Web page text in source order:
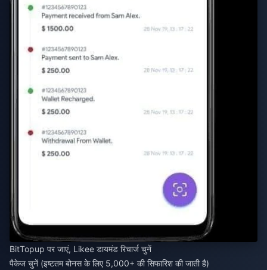
BitTopup पर जाएं, Likee डायमंड रिचार्ज चुनें
पैकेज चुनें (इष्टतम बोनस के लिए 5,000+ की सिफारिश की जाती है)